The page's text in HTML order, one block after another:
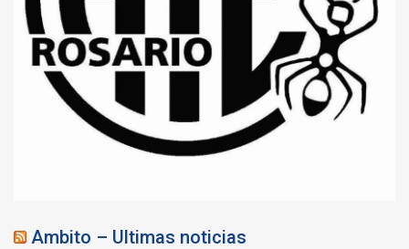
Ambito – Ultimas noticias